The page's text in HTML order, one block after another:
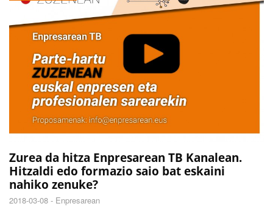
Zurea da hitza Enpresarean TB Kanalean.
Hitzaldi edo formazio saio bat eskaini
nahiko zenuke?
2018-03-08 - Enpresarean